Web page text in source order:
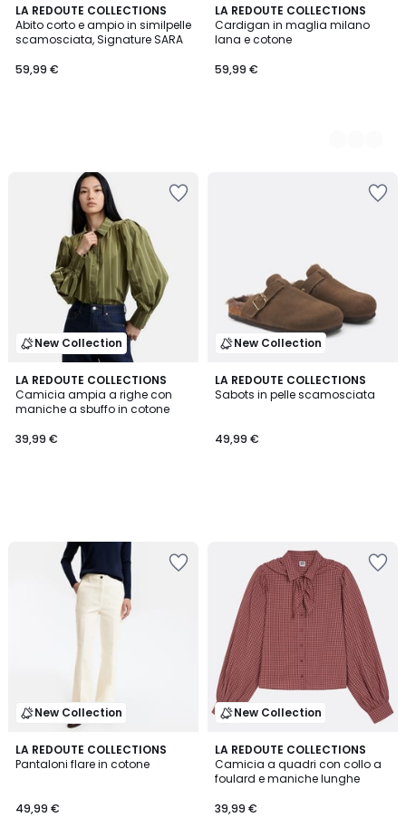
LA REDOUTE COLLECTIONS
Abito corto e ampio in similpelle
scamosciata, Signature SARA
59,99 €
LA REDOUTE COLLECTIONS
Cardigan in maglia milano
lana e cotone
59,99 €
2
Colori
New Collection
LA REDOUTE COLLECTIONS
Camicia ampia a righe con
maniche a sbuffo in cotone
39,99 €
New Collection
LA REDOUTE COLLECTIONS
Sabots in pelle scamosciata
49,99 €
New Collection
LA REDOUTE COLLECTIONS
Pantaloni flare in cotone
49,99 €
2
Colori
New Collection
LA REDOUTE COLLECTIONS
Camicia a quadri con collo a
foulard e maniche lunghe
39,99 €